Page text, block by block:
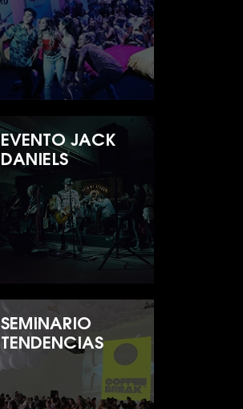
EVENTO JACK
DANIELS
SEMINARIO
TENDENCIAS